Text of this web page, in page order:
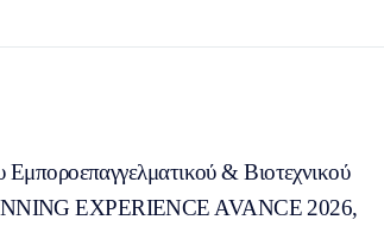
& Βιοτεχνικού
EXPERIENCE AVANCE 2026,